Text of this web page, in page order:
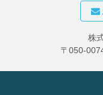
株
〒050-